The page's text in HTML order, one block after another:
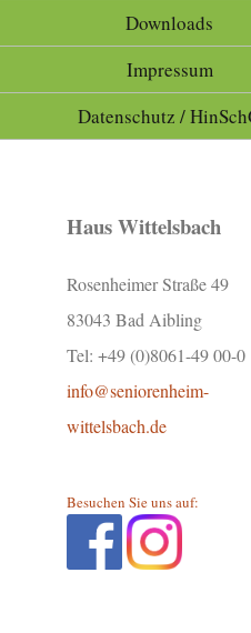
Downloads
Impressum
Datenschutz /
Haus Wittelsbach
Rosenheimer Straße 49
83043 Bad Aibling
Tel: +49 (0)8061-49 00-0
info@seniorenheim-
wittelsbach.de
Besuchen Sie uns auf: